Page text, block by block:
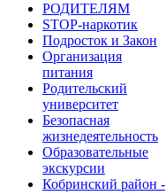
РОДИТЕЛЯМ
STOP-наркотик
Подросток и Закон
Организация
питания
Родительский
университет
Безопасная
жизнедеятельность
Образовательные
экскурсии
Кобринский район -